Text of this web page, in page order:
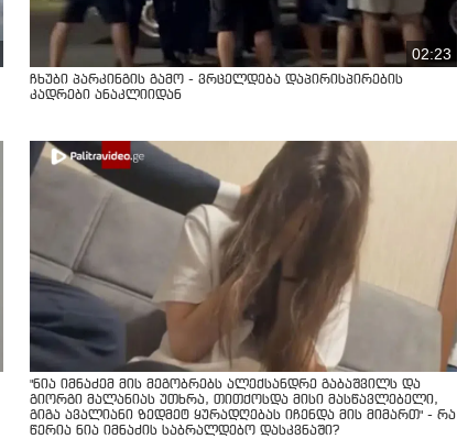
02:23
ჩხუბი პარკინგის გამო - ვრცელდება დაპირისპირების
კადრები ანაკლიიდან
"ნია იმნაძემ მის მეგობრებს ალექსანდრე გაბაშვილს და
გიორგი მალანიას უთხრა, თითქოსდა მისი მასწავლებელი,
გიგა ავალიანი ზედმეტ ყურადღებას იჩენდა მის მიმართ" - რა
წერია ნია იმნაძის საბრალდებო დასკვნაში?